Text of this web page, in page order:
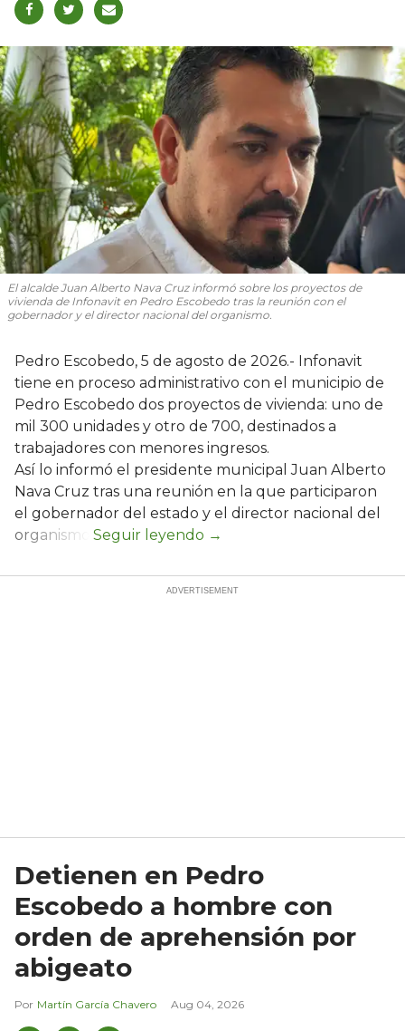
El alcalde Juan Alberto Nava Cruz informó sobre los proyectos de
vivienda de Infonavit en Pedro Escobedo tras la reunión con el
gobernador y el director nacional del organismo.
Pedro Escobedo, 5 de agosto de 2026.- Infonavit
tiene en proceso administrativo con el municipio de
Pedro Escobedo dos proyectos de vivienda: uno de
mil 300 unidades y otro de 700, destinados a
trabajadores con menores ingresos.
Así lo informó el presidente municipal Juan Alberto
Nava Cruz tras una reunión en la que participaron
el gobernador del estado y el director nacional del
organismo.
Detienen en Pedro
Escobedo a hombre con
orden de aprehensión por
abigeato
Martín García Chavero Aug 04, 2026